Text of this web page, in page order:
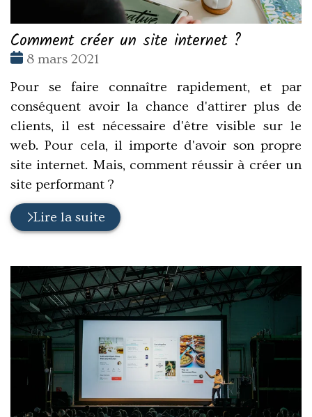
Comment créer un site internet ?
Date
8 mars 2021
Pour se faire connaître rapidement, et par
conséquent avoir la chance d'attirer plus de
clients, il est nécessaire d'être visible sur le
web. Pour cela, il importe d'avoir son propre
site internet. Mais, comment réussir à créer un
site performant ?
Lire la suite